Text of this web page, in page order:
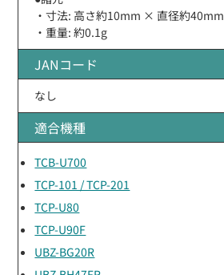
・寸法: 高さ約10mm × 直径約40mm
・重量: 約0.1g
JANコード
なし
適合機種
TCB-U700
TCP-101 / TCP-201
TCP-U80
TCP-U90F
UBZ-BG20R